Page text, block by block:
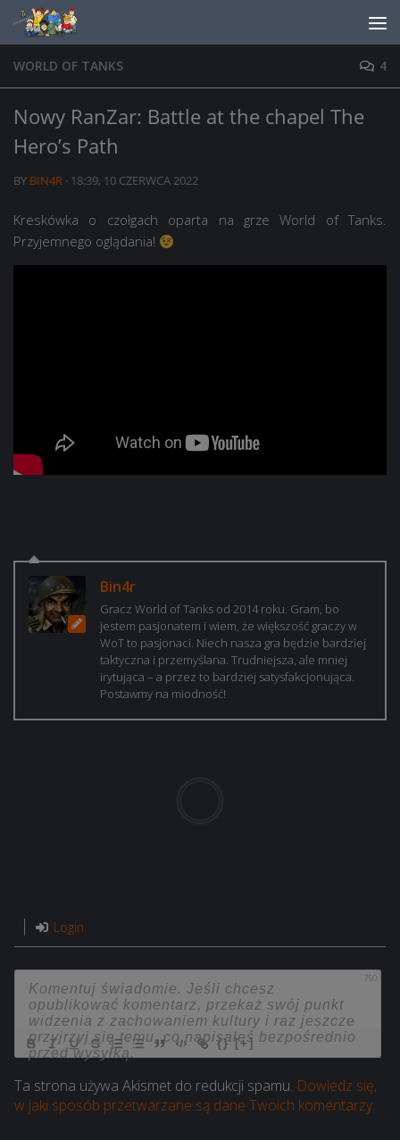
Skip to content
WORLD OF TANKS 4
Nowy RanZar: Battle at the chapel The
Hero’s Path
BY BIN4R · 18:39, 10 CZERWCA 2022
Kreskówka o czołgach oparta na grze World of Tanks.
Przyjemnego oglądania!
Bin4r
Gracz World of Tanks od 2014 roku. Gram, bo
jestem pasjonatem i wiem, że większość graczy w
WoT to pasjonaci. Niech nasza gra będzie bardziej
taktyczna i przemyślana. Trudniejsza, ale mniej
irytująca – a przez to bardziej satysfakcjonująca.
Postawmy na miodność!
Login
750
{} [+]
Ta strona używa Akismet do redukcji spamu. Dowiedz się,
w jaki sposób przetwarzane są dane Twoich komentarzy.